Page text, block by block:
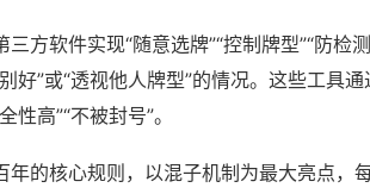
方软件实现“随意选牌”“控制牌型”“防检测
好”或“透视他人牌型”的情况。这些工具
高”“不被封号”。
的核心规则，以混子机制为最大亮点，